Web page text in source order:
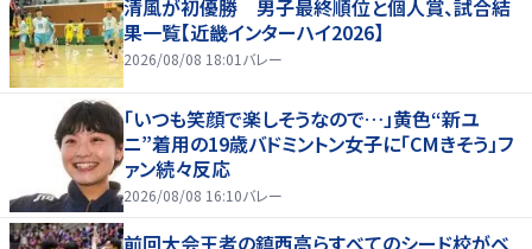
清風が初優勝 男子最終順位と個人賞、試合結
果一覧【近畿インターハイ2026】
2026/08/08 18:01 バレー
「いつも笑顔で楽しそうなので…」黄色“新ユ
ニ”着用の19歳バドミントン女子に「CMきそう」フ
ァン続々反応
2026/08/08 16:10バレー